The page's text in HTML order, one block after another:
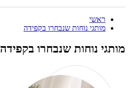
ראשי
מותגי נוחות שנבחרו בקפידה
מותגי נוחות שנבחרו בקפידה